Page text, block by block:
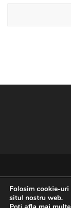
Folosim cookie-
situl nostru web.